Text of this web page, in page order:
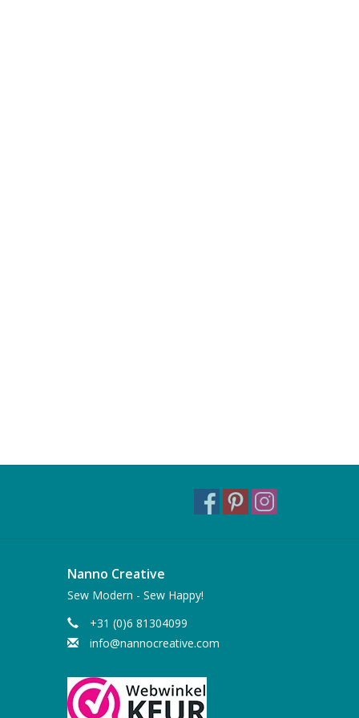
Nanno Creative
Sew Modern - Sew Happy!
+31 (0)6 81304099
info@nannocreative.com